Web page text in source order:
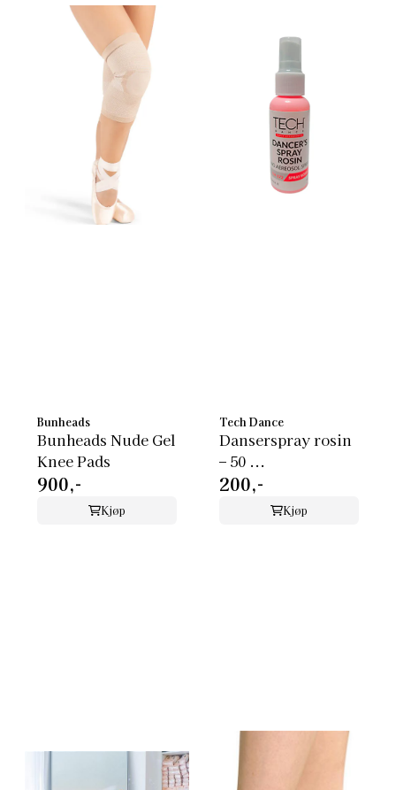
Bunheads
Bunheads Nude Gel
Knee Pads
900,-
Kjøp
Tech Dance
Danserspray rosin
– 50 ...
200,-
Kjøp